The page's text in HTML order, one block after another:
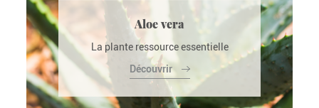
Aloe vera
La plante ressource essentielle
Découvrir